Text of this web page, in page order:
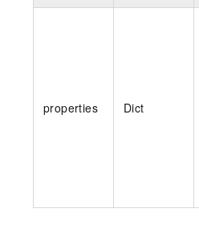
properties Dict